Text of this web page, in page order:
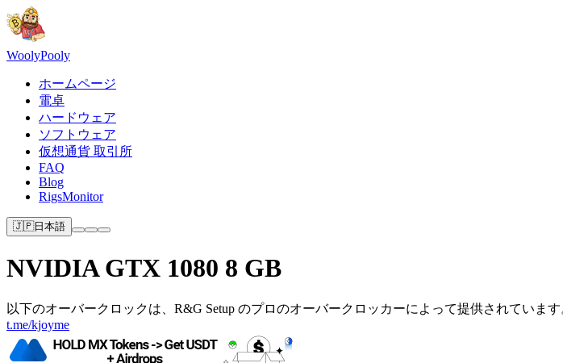
WoolyPooly
ホームページ
電卓
ハードウェア
ソフトウェア
仮想通貨 取引所
FAQ
Blog
RigsMonitor
🇯🇵日本語
NVIDIA GTX 1080 8 GB
以下のオーバークロックは、R&G Setup のプロのオーバークロッカーによって提供されてい
t.me/kjoyme